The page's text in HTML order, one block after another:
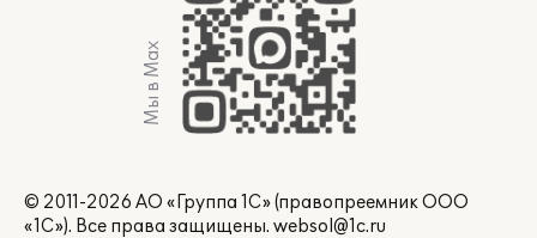
Мы в Max
© 2011-2026 АО «Группа 1С» (правопреемник ООО
«1С»). Все права защищены. websol@1c.ru